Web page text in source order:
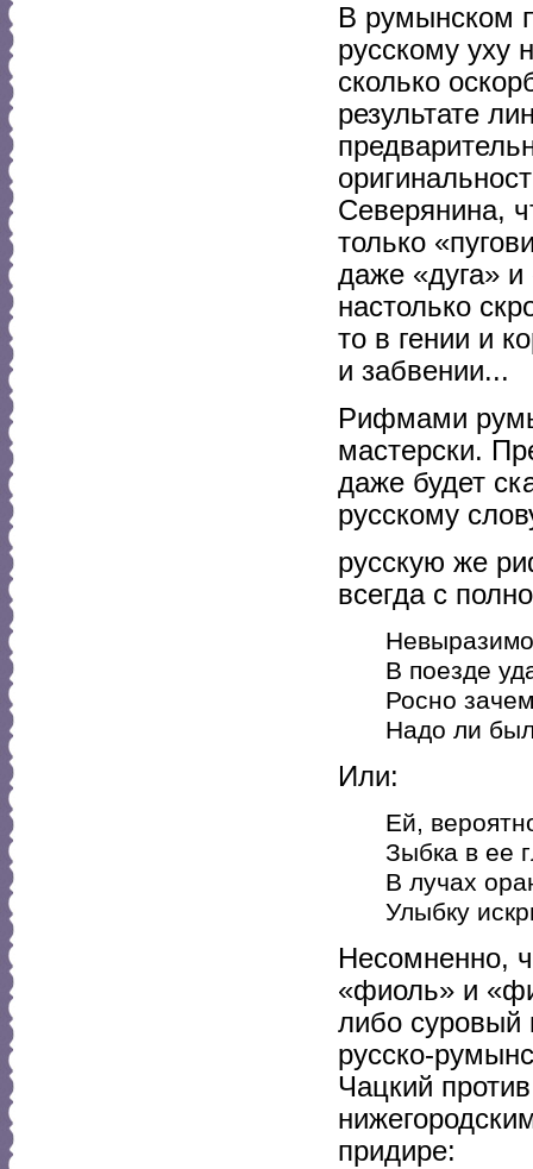
В румынском
русскому уху
сколько
результате
Северянина,
только
даже «дуга»
настолько
то в гении и
и забвении...
Рифмами
мастерски.
даже будет
русскому
русскую же
всегда с
В поезде
Росно
Надо ли
Или:
Ей,
Зыбка в ее
В лучах
Улыбку
Несомненно,
«фиоль» и
либо суровый
русско-
Чацкий
придире: